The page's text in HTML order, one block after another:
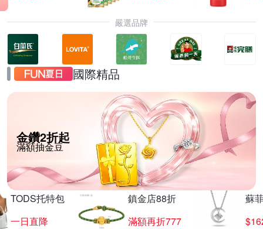
嚴選品牌
國際精品
金鑽2折起
滿額抽金豆
TODS托特包
一日直降
鎮金店88折
滿額再折777
蘇